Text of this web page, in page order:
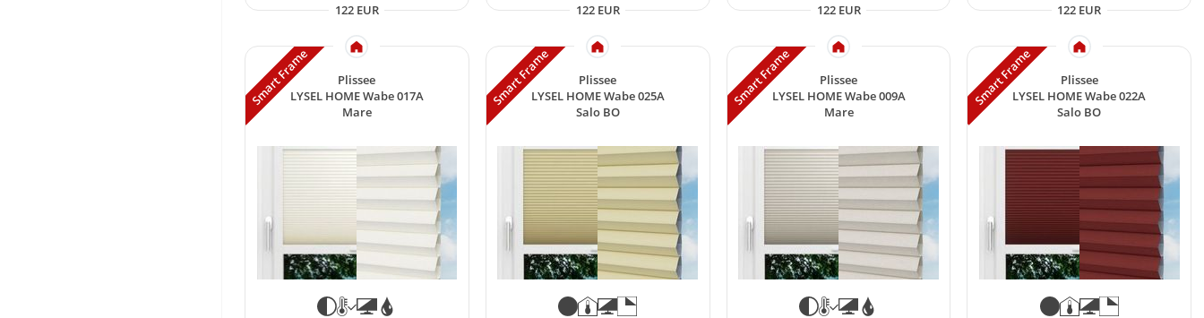
122 EUR 122 EUR 122 EUR 122 EUR
Plissee
LYSEL HOME Wabe 017A
Mare
Smart Frame
Plissee
LYSEL HOME Wabe 025A
Salo BO
Smart Frame
Plissee
LYSEL HOME Wabe 009A
Mare
Smart Frame
Plissee
LYSEL HOME Wabe 022A
Salo BO
Smart Frame